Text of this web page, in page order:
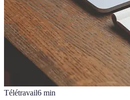
Télétravail6 min